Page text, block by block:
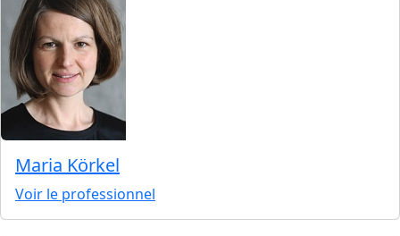
Maria Körkel
Voir le professionnel